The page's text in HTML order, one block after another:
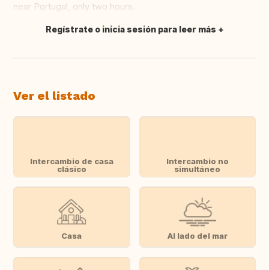
near Portugal, only two hours.
Traducir
Regístrate o inicia sesión para leer más
Ver el listado
Intercambio de casa
clásico
Intercambio no
simultáneo
Casa Al lado del mar